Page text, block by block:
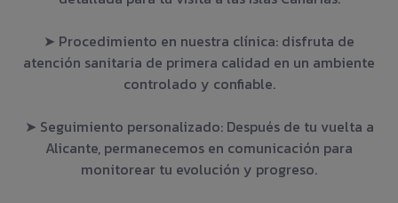
➤ Procedimiento en nuestra clínica: disfruta de
atención sanitaria de primera calidad en un ambiente
controlado y confiable.
➤ Seguimiento personalizado: Después de tu vuelta a
Alicante, permanecemos en comunicación para
monitorear tu evolución y progreso.